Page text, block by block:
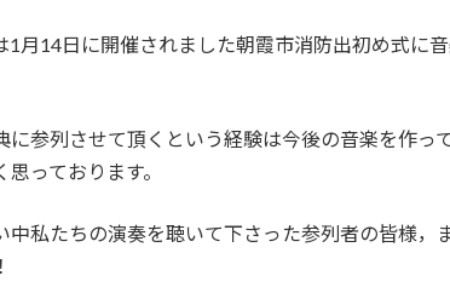
1月14日に開催されました朝霞市消防出初め式に
に参列させて頂くという経験は今後の音楽を作っ
っております。
中私たちの演奏を聴いて下さった参列者の皆様，